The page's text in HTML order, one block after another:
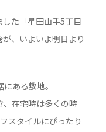
た「星田山手5丁目
、いよいよ明日より
ある敷地。
、在宅時は多くの時
スタイルにぴったり